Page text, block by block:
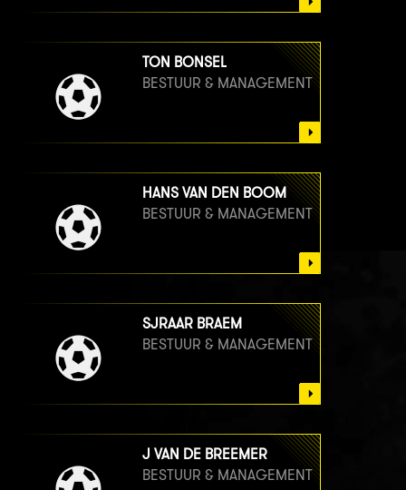
TON BONSEL
BESTUUR & MANAGEMENT
HANS VAN DEN BOOM
BESTUUR & MANAGEMENT
SJRAAR BRAEM
BESTUUR & MANAGEMENT
J VAN DE BREEMER
BESTUUR & MANAGEMENT